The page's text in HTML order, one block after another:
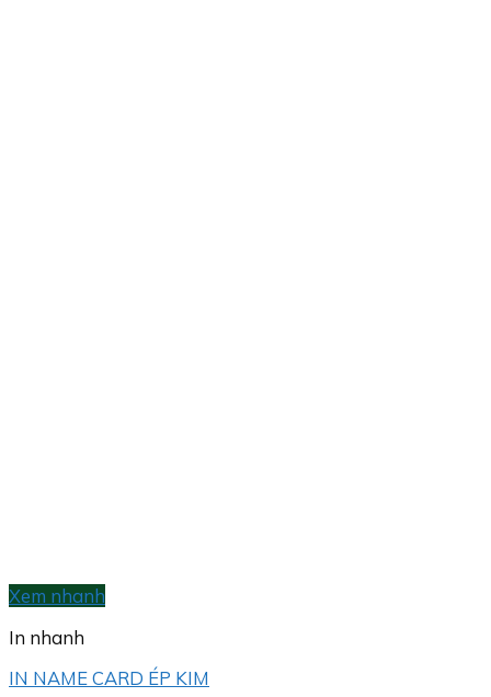
Xem nhanh
In nhanh
IN NAME CARD ÉP KIM